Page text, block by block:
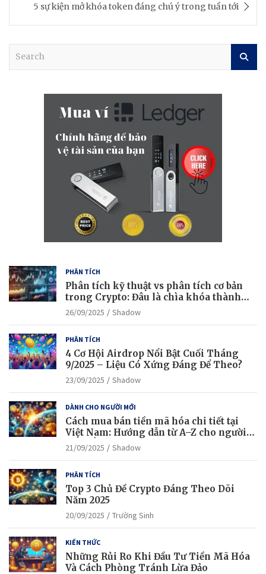
5 sự kiện mở khóa token đáng chú ý trong tuần tới
PHÂN TÍCH
Phân tích kỹ thuật vs phân tích cơ bản
trong Crypto: Đâu là chìa khóa thành
công?
26/09/2025 Shadow
PHÂN TÍCH
4 Cơ Hội Airdrop Nổi Bật Cuối Tháng
9/2025 – Liệu Có Xứng Đáng Để Theo?
23/09/2025 Shadow
DÀNH CHO NGƯỜI MỚI
Cách mua bán tiền mã hóa chi tiết tại
Việt Nam: Hướng dẫn từ A–Z cho người
mới bắt đầu
21/09/2025 Shadow
PHÂN TÍCH
Top 3 Chủ Đề Crypto Đáng Theo Dõi
Năm 2025
20/09/2025 Trường Sinh
KIẾN THỨC
Những Rủi Ro Khi Đầu Tư Tiền Mã Hóa
Và Cách Phòng Tránh Lừa Đảo